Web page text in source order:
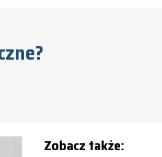
Zobacz także: